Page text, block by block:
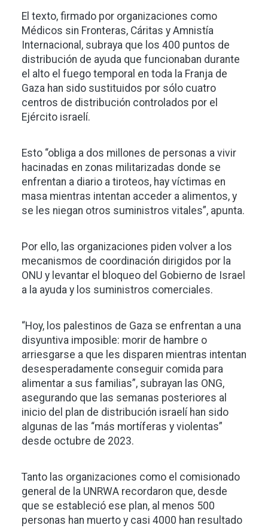
El texto, firmado por organizaciones como
Médicos sin Fronteras, Cáritas y Amnistía
Internacional, subraya que los 400 puntos de
distribución de ayuda que funcionaban durante
el alto el fuego temporal en toda la Franja de
Gaza han sido sustituidos por sólo cuatro
centros de distribución controlados por el
Ejército israelí.
Esto “obliga a dos millones de personas a vivir
hacinadas en zonas militarizadas donde se
enfrentan a diario a tiroteos, hay víctimas en
masa mientras intentan acceder a alimentos, y
se les niegan otros suministros vitales”, apunta.
Por ello, las organizaciones piden volver a los
mecanismos de coordinación dirigidos por la
ONU y levantar el bloqueo del Gobierno de Israel
a la ayuda y los suministros comerciales.
“Hoy, los palestinos de Gaza se enfrentan a una
disyuntiva imposible: morir de hambre o
arriesgarse a que les disparen mientras intentan
desesperadamente conseguir comida para
alimentar a sus familias”, subrayan las ONG,
asegurando que las semanas posteriores al
inicio del plan de distribución israelí han sido
algunas de las “más mortíferas y violentas”
desde octubre de 2023.
Tanto las organizaciones como el comisionado
general de la UNRWA recordaron que, desde
que se estableció ese plan, al menos 500
personas han muerto y casi 4000 han resultado